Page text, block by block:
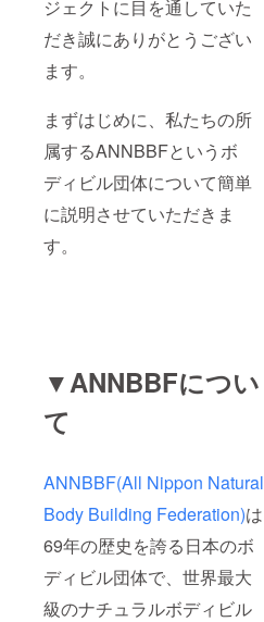
ジェクトに目を通していた
だき誠にありがとうござい
ます。
まずはじめに、私たちの所
属するANNBBFというボ
ディビル団体について簡単
に説明させていただきま
す。
▼ANNBBFについ
て
ANNBBF(All Nippon Natural
Body Building Federation)は
69年の歴史を誇る日本のボ
ディビル団体で、世界最大
級のナチュラルボディビル